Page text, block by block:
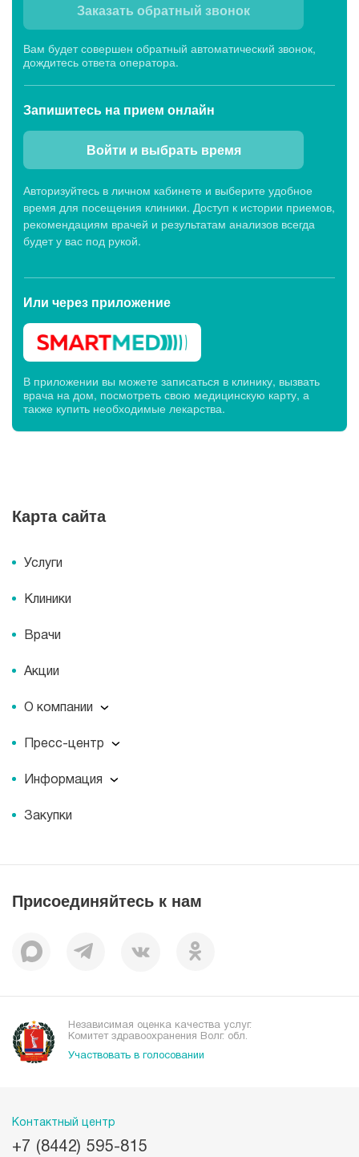
Заказать обратный звонок
Вам будет совершен обратный автоматический звонок,
дождитесь ответа оператора.
Запишитесь на прием онлайн
Войти и выбрать время
Авторизуйтесь в личном кабинете и выберите удобное
время для посещения клиники. Доступ к истории приемов,
рекомендациям врачей и результатам анализов всегда
будет у вас под рукой.
Или через приложение
В приложении вы можете записаться в клинику, вызвать
врача на дом, посмотреть свою медицинскую карту, а
также купить необходимые лекарства.
Карта сайта
Услуги
Клиники
Врачи
Акции
О компании
О компании
История
Документы
Пациентам
Пресс-центр
Пресс-центр
Журнал для пациентов «МЕДСИ СЕГОДНЯ»
Информация
Информация
Закупки
Присоединяйтесь к нам
Независимая оценка качества услуг.
Комитет здравоохранения Волг. обл.
Участвовать в голосовании
Контактный центр
+7 (8442) 595-815